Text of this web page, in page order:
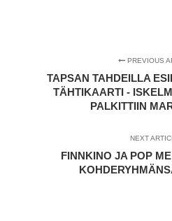
PREVIOUS
TAPSAN TAHDEILLA
TÄHTIKAARTI -
PALKITTIIN
NEXT
FINNKINO JA POP